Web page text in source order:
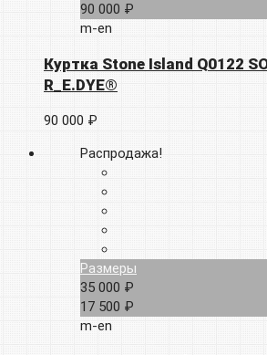
90 000 ₽
m-en
Куртка Stone Island Q0122
R_E.DYE®
90 000 ₽
Распродажа!
Размеры
35 000 ₽
17 500 ₽
m-en